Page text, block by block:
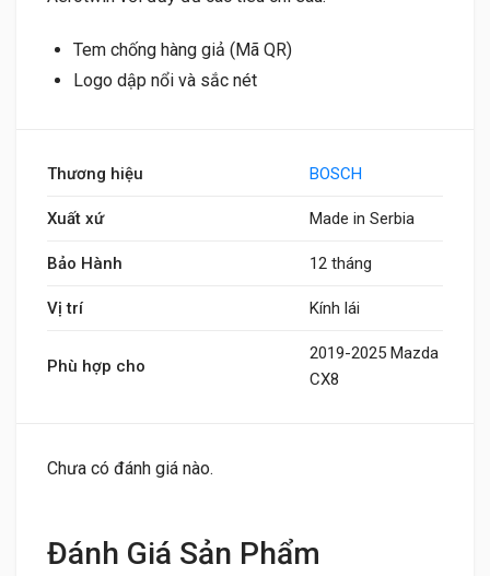
Tem chống hàng giả (Mã QR)
Logo dập nổi và sắc nét
Thương hiệu BOSCH
Xuất xứ Made in Serbia
Bảo Hành 12 tháng
Vị trí Kính lái
Phù hợp cho
2019-2025 Mazda
CX8
Chưa có đánh giá nào.
Đánh Giá Sản Phẩm